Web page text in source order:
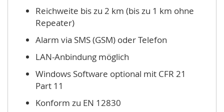
Reichweite bis zu 2 km (bis zu 1 km ohne
Repeater)
Alarm via SMS (GSM) oder Telefon
LAN-Anbindung möglich
Windows Software optional mit CFR 21
Part 11
Konform zu EN 12830